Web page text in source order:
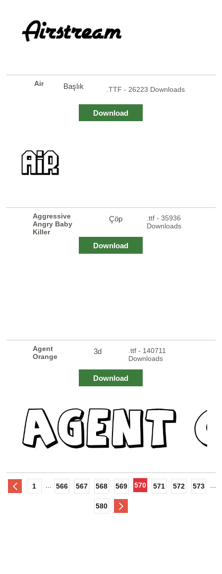
Air Başlık .TTF - 26223 Downloads
Download
Aggressive
Angry Baby
Killer
Çöp
.ttf - 35936
Downloads
Download
Agent
Orange
3d
.ttf - 140711
Downloads
Download
1 566 567 568 569 570 571 572 573
580